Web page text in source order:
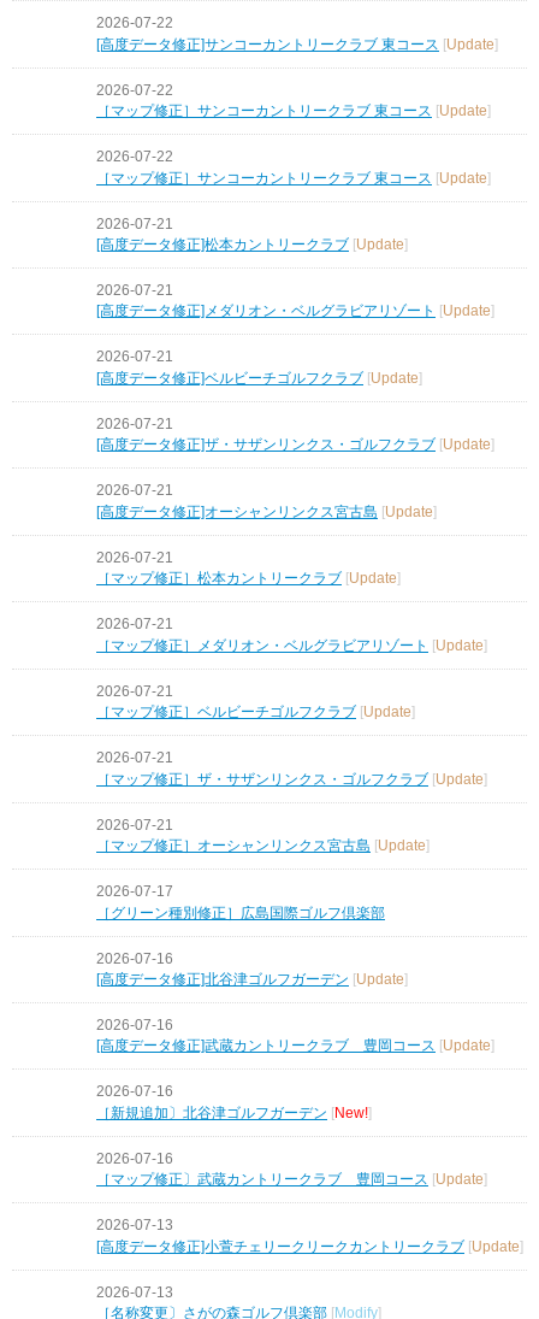
2026-07-22
[高度データ修正]サンコーカントリークラブ 東コース [Update]
2026-07-22
［マップ修正］サンコーカントリークラブ 東コース [Update]
2026-07-22
［マップ修正］サンコーカントリークラブ 東コース [Update]
2026-07-21
[高度データ修正]松本カントリークラブ [Update]
2026-07-21
[高度データ修正]メダリオン・ベルグラビアリゾート
Update
2026-07-21
[高度データ修正]ベルビーチゴルフクラブ [Update]
2026-07-21
[高度データ修正]ザ・サザンリンクス・ゴルフクラブ
Update
2026-07-21
[高度データ修正]オーシャンリンクス宮古島 [Update]
2026-07-21
［マップ修正］松本カントリークラブ
Update
2026-07-21
［マップ修正］メダリオン・ベルグラビアリゾート
[Update]
2026-07-21
［マップ修正］ベルビーチゴルフクラブ [Update]
2026-07-21
［マップ修正］ザ・サザンリンクス・ゴルフクラブ [Update]
2026-07-21
［マップ修正］オーシャンリンクス宮古島 [Update]
2026-07-17
［グリーン種別修正］広島国際ゴルフ倶楽部
2026-07-16
[高度データ修正]北谷津ゴルフガーデン [Update]
2026-07-16
[高度データ修正]武蔵カントリークラブ 豊岡コース
Update
2026-07-16
［新規追加〕北谷津ゴルフガーデン [New!]
2026-07-16
［マップ修正〕武蔵カントリークラブ 豊岡コース
Update
2026-07-13
[高度データ修正]小萱チェリークリークカントリークラブ [Update]
2026-07-13
［名称変更〕さがの森ゴルフ倶楽部
Modify